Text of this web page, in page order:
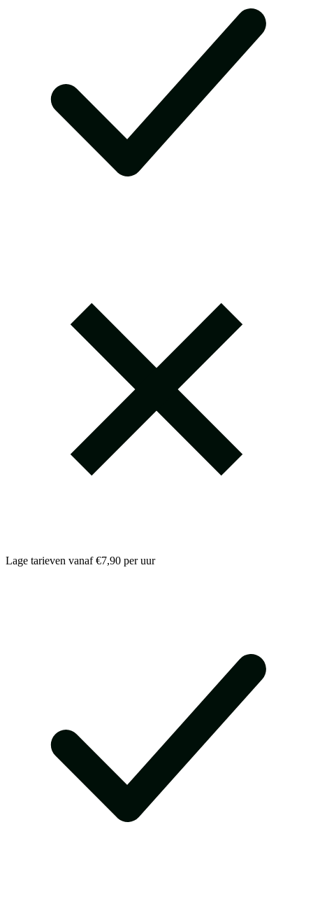
Lage tarieven vanaf €7,90 per uur